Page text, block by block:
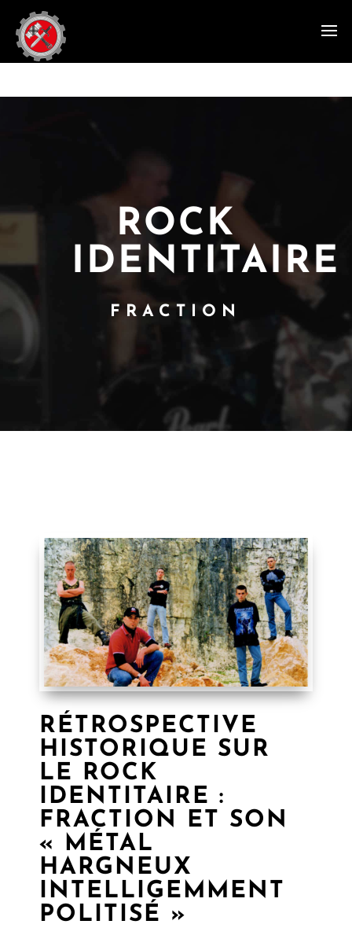
ROCK
IDENTITAIRE
FRACTION
RÉTROSPECTIVE
HISTORIQUE SUR
LE ROCK
IDENTITAIRE :
FRACTION ET SON
« MÉTAL
HARGNEUX
INTELLIGEMMENT
POLITISÉ »